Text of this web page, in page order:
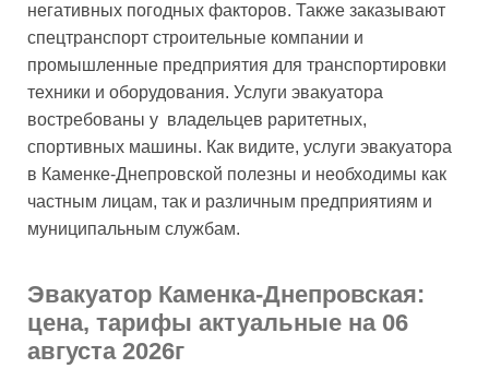
негативных погодных факторов. Также заказывают
спецтранспорт строительные компании и
промышленные предприятия для транспортировки
техники и оборудования. Услуги эвакуатора
востребованы у владельцев раритетных,
спортивных машины. Как видите, услуги эвакуатора
в Каменке-Днепровской полезны и необходимы как
частным лицам, так и различным предприятиям и
муниципальным службам.
Эвакуатор Каменка-Днепровская:
цена, тарифы актуальные на 06
августа 2026г